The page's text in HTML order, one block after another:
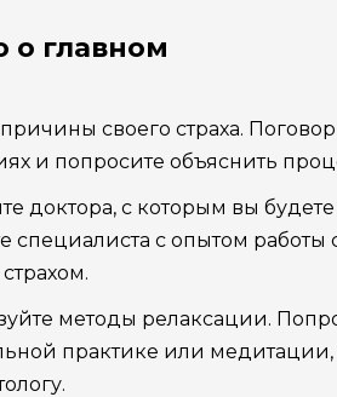
о главном
своего страха.
и попросите объяснить
доктора, с которым вы
специалиста с опытом
методы релаксации.
практике или медитации,